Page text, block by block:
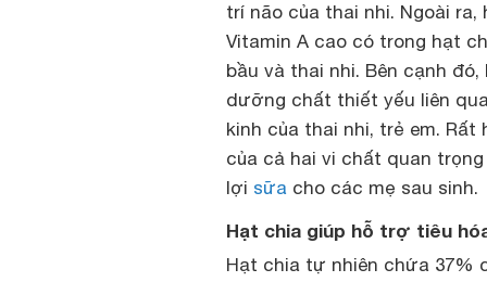
trí não của thai nhi. Ngoài ra,
Vitamin A cao có trong hạt
bầu và thai nhi. Bên cạnh đó,
dưỡng chất thiết yếu liên
kinh của thai nhi, trẻ em.
của cả hai vi chất quan
lợi sữa cho các mẹ sau sinh.
Hạt chia giúp hỗ trợ tiêu
Hạt chia tự nhiên chứa 37%